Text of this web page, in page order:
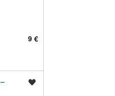
9 €